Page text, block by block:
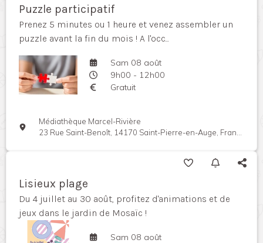
Puzzle participatif
Prenez 5 minutes ou 1 heure et venez assembler un
puzzle avant la fin du mois ! A l'occ...
Sam 08 août
9h00 - 12h00
Gratuit
Médiathèque Marcel-Rivière
23 Rue Saint-Benoît, 14170 Saint-Pierre-en-Auge, France
Lisieux plage
Du 4 juillet au 30 août, profitez d'animations et de
jeux dans le jardin de Mosaïc !
Sam 08 août